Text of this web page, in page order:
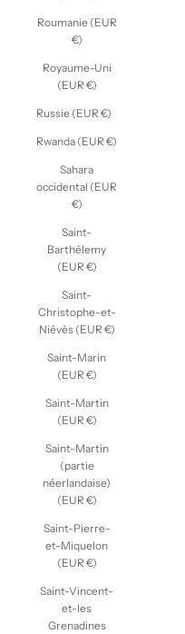
Roumanie (EUR
€)
Royaume-Uni
(EUR €)
Russie (EUR €)
Rwanda (EUR €)
Sahara
occidental (EUR
€)
Saint-
Barthélemy
(EUR €)
Saint-
Christophe-et-
Niévès (EUR €)
Saint-Marin
(EUR €)
Saint-Martin
(EUR €)
Saint-Martin
(partie
néerlandaise)
(EUR €)
Saint-Pierre-
et-Miquelon
(EUR €)
Saint-Vincent-
et-les
Grenadines